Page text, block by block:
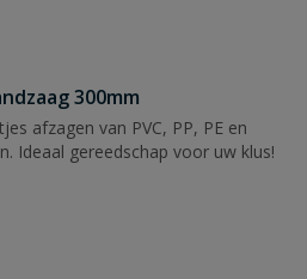
300mm
afzagen van PVC, PP, PE en
Ideaal gereedschap voor uw klus!